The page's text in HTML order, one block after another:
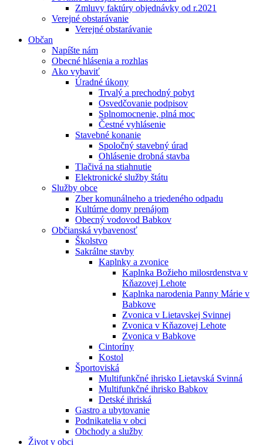
Zmluvy faktúry objednávky od r.2021
Verejné obstarávanie
Verejné obstarávanie
Občan
Napíšte nám
Obecné hlásenia a rozhlas
Ako vybaviť
Úradné úkony
Trvalý a prechodný pobyt
Osvedčovanie podpisov
Splnomocnenie, plná moc
Čestné vyhlásenie
Stavebné konanie
Spoločný stavebný úrad
Ohlásenie drobná stavba
Tlačivá na stiahnutie
Elektronické služby štátu
Služby obce
Zber komunálneho a triedeného odpadu
Kultúrne domy prenájom
Obecný vodovod Babkov
Občianská vybavenosť
Školstvo
Sakrálne stavby
Kaplnky a zvonice
Kaplnka Božieho milosrdenstva v
Kňazovej Lehote
Kaplnka narodenia Panny Márie v
Babkove
Zvonica v Lietavskej Svinnej
Zvonica v Kňazovej Lehote
Zvonica v Babkove
Cintoríny
Kostol
Športoviská
Multifunkčné ihrisko Lietavská Svinná
Multifunkčné ihrisko Babkov
Detské ihriská
Gastro a ubytovanie
Podnikatelia v obci
Obchody a služby
Život v obci